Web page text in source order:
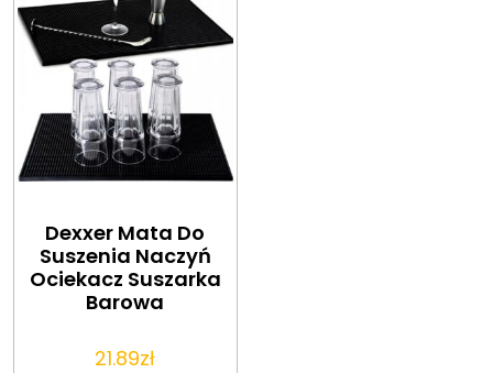
Dexxer Mata Do
Suszenia Naczyń
Ociekacz Suszarka
Barowa
21.89zł